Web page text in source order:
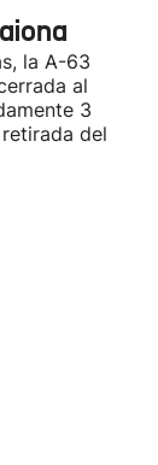
la A-63
al
3
del